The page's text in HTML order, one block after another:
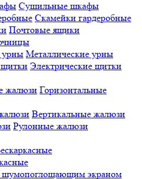
Сушильные шкафы
Скамейки гардеробные
Почтовые ящики
Металлические урны
Электрические щитки
Горизонтальные
Вертикальные жалюзи
Рулонные жалюзи